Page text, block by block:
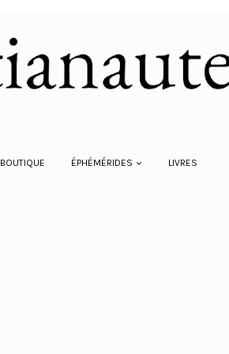
BOUTIQUE ÉPHÉMÉRIDES LIVRES